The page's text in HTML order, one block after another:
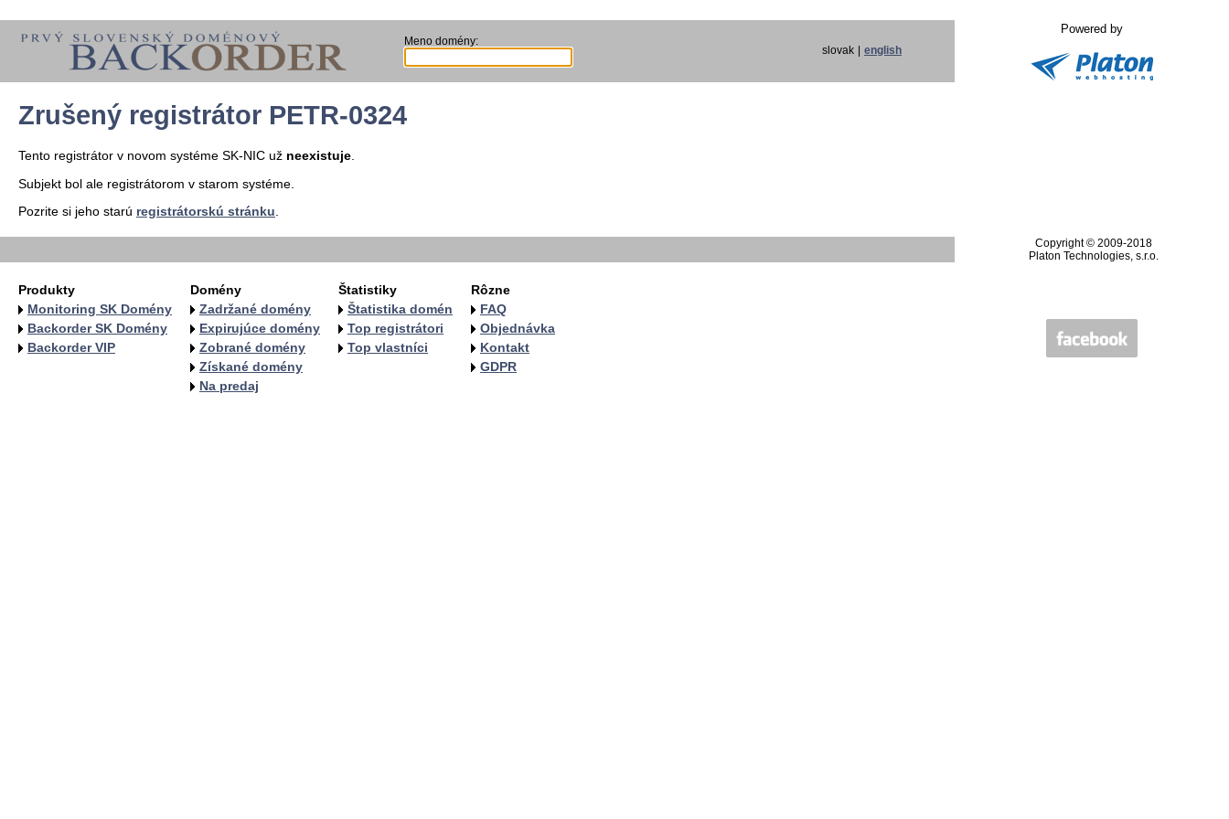
Meno domény:
slovak english
Powered by
Zrušený registrátor PETR-0324
Tento registrátor v novom systéme SK-NIC už neexistuje.
Subjekt bol ale registrátorom v starom systéme.
Pozrite si jeho starú registrátorskú stránku
Copyright © 2009-2018
Platon Technologies, s.r.o.
Produkty
Monitoring SK Domény
Backorder SK Domény
Backorder VIP
Domény
Zadržané domény
Expirujúce domény
Zobrané domény
Získané domény
Na predaj
Štatistiky
Štatistika domén
Top registrátori
Top vlastníci
Rôzne
FAQ
Objednávka
Kontakt
GDPR